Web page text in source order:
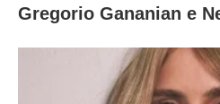
Gregorio Gananian e